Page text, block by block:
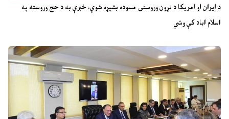
د ایران او امریکا د تړون وروستۍ مسوده بشپړه شوې، خبرې به د حج وروسته په
اسلام اباد کې وشي